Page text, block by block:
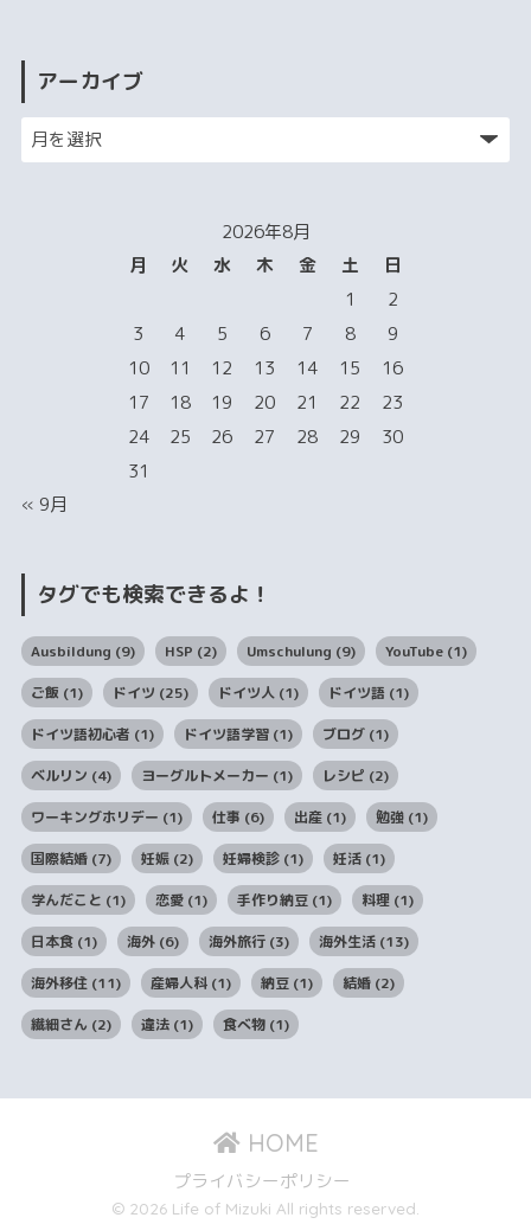
アーカイブ
2026年8月
月
火 水 木 金 土
日
1
2
3
4 5 6 7 8
9
10
11 12 13 14 15
16
17
18 19 20 21 22
23
24
25 26 27 28 29
30
31
« 9月
タグでも検索できるよ！
Ausbildung (9) HSP (2) Umschulung (9) YouTube(1)
ご飯 (1) ドイツ (25) ドイツ人(1) ドイツ語 (1)
ドイツ語初心者 (1) ドイツ語学習(1) ブログ(1)
ベルリン (4) ヨーグルトメーカー (1) レシピ (2)
ワーキングホリデー (1) 仕事 (6) 出産(1) 勉強(1)
国際結婚(7) 妊娠(2) 妊婦検診(1) 妊活(1)
学んだこと (1) 恋愛(1) 手作り納豆(1) 料理(1)
日本食(1) 海外(6) 海外旅行(3) 海外生活(13)
海外移住(11) 産婦人科(1) 納豆(1) 結婚(2)
繊細さん (2) 違法(1) 食べ物(1)
HOME
プライバシーポリシー
© 2026 Life of Mizuki All rights reserved.